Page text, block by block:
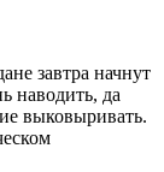
завтра начнут
наводить, да
выковыривать.